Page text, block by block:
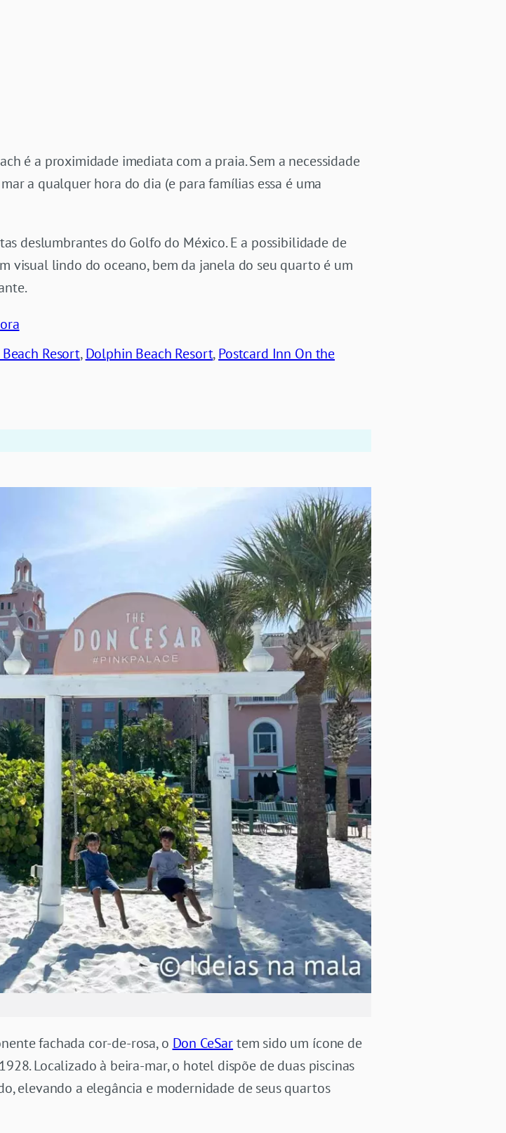
é a proximidade imediata com a praia. Sem a necessidade
a qualquer hora do dia (e para famílias essa é uma
deslumbrantes do Golfo do México. E a possibilidade de
visual lindo do oceano, bem da janela do seu quarto é um
Resort,Dolphin Beach Resort,Postcard Inn On the
fachada cor-de-rosa, o Don CeSartem sido um ícone de
Localizado à beira-mar, o hotel dispõe de duas piscinas
elevando a elegância e modernidade de seus quartos